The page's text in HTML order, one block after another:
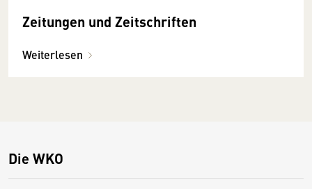
Zeitungen und Zeitschriften
Weiterlesen
Die WKO